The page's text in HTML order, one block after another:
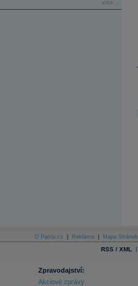
více...
O Patria.cz Reklama Mapa Stránek
RSS / XML |
Zpravodajství:
Akciové zprávy